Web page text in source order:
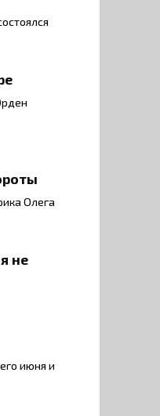
Олега
не
июня и